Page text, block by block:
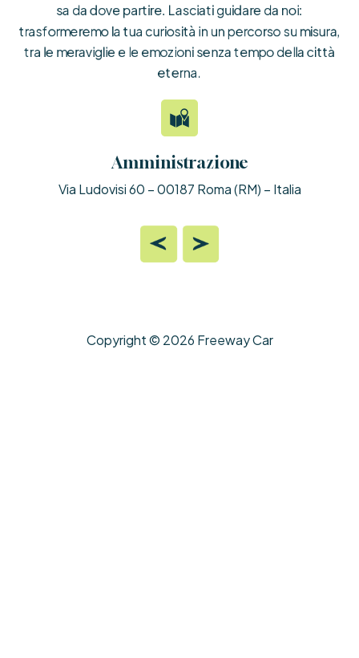
sa da dove partire. Lasciati guidare da noi:
trasformeremo la tua curiosità in un percorso su misura,
tra le meraviglie e le emozioni senza tempo della città
eterna.
Amministrazione
Via Ludovisi 60 – 00187 Roma (RM) – Italia
Copyright © 2026 Freeway Car